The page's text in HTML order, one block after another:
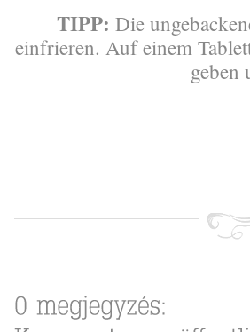
TIPP: Die
einfrieren. Auf einem